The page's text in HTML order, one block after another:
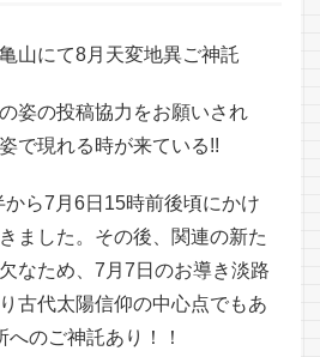
山にて8月天変地異ご神託
姿の投稿協力をお願いされ
で現れる時が来ている!!
ら7月6日15時前後頃にかけ
ました。その後、関連の新た
なため、7月7日のお導き淡路
古代太陽信仰の中心点でもあ
のご神託あり！！